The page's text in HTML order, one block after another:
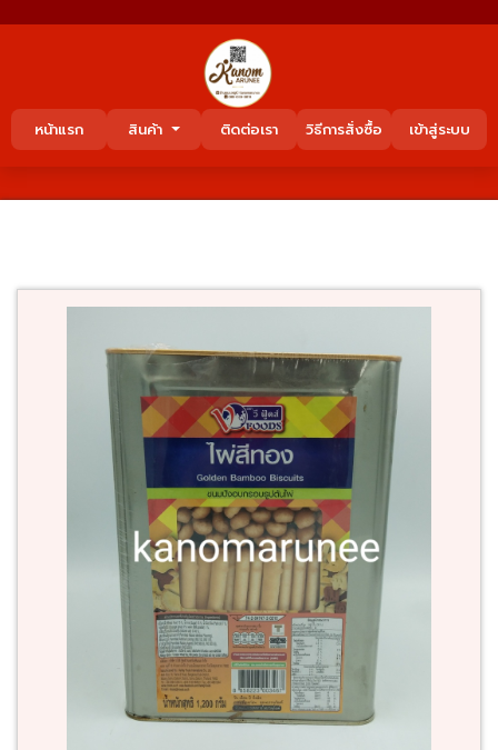
หน้าแรก สินค้า ติดต่อเรา วิธีการสั่งซื้อ เข้าสู่ระบบ